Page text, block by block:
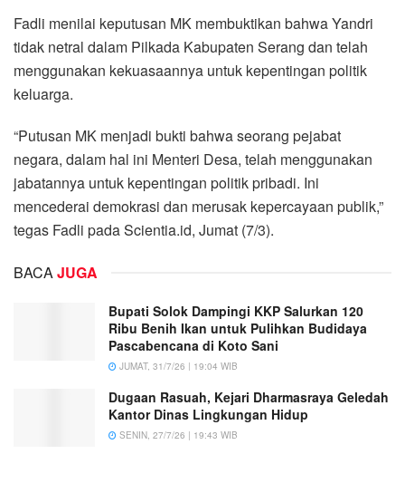
Fadli menilai keputusan MK membuktikan bahwa Yandri
tidak netral dalam Pilkada Kabupaten Serang dan telah
menggunakan kekuasaannya untuk kepentingan politik
keluarga.
“Putusan MK menjadi bukti bahwa seorang pejabat
negara, dalam hal ini Menteri Desa, telah menggunakan
jabatannya untuk kepentingan politik pribadi. Ini
mencederai demokrasi dan merusak kepercayaan publik,”
tegas Fadli pada Scientia.id, Jumat (7/3).
BACAJUGA
Bupati Solok Dampingi KKP Salurkan 120
Ribu Benih Ikan untuk Pulihkan Budidaya
Pascabencana di Koto Sani
JUMAT, 31/7/26 | 19:04 WIB
Dugaan Rasuah, Kejari Dharmasraya Geledah
Kantor Dinas Lingkungan Hidup
SENIN, 27/7/26 | 19:43 WIB